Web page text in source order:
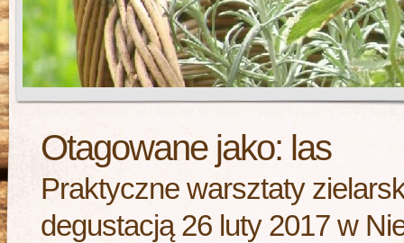
Otagowane jako: las
Praktyczne warsztaty
degustacją 26 luty 2017 w